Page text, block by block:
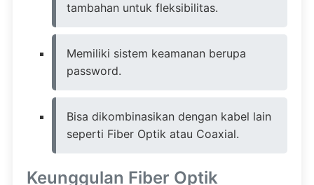
tambahan untuk fleksibilitas.
Memiliki sistem keamanan berupa
password.
Bisa dikombinasikan dengan kabel lain
seperti Fiber Optik atau Coaxial.
Keunggulan Fiber Optik